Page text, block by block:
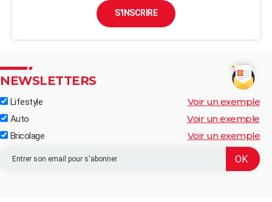
S'INSCRIRE
NEWSLETTERS
Lifestyle Voir un exemple
Auto Voir un exemple
Bricolage Voir un exemple